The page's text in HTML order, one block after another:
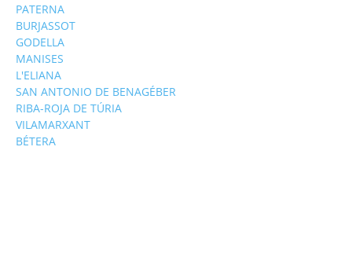
PATERNA
BURJASSOT
GODELLA
MANISES
L'ELIANA
SAN ANTONIO DE BENAGÉBER
RIBA-ROJA DE TÚRIA
VILAMARXANT
BÉTERA